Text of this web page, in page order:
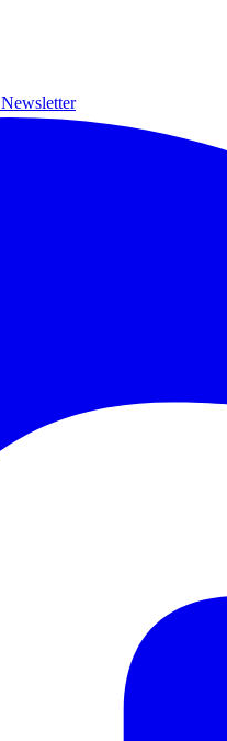
Newsletter